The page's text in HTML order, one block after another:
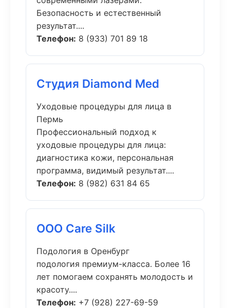
Безопасность и естественный
результат....
Телефон: 8 (933) 701 89 18
Студия Diamond Med
Уходовые процедуры для лица в
Пермь
Профессиональный подход к
уходовые процедуры для лица:
диагностика кожи, персональная
программа, видимый результат....
Телефон: 8 (982) 631 84 65
ООО Care Silk
Подология в Оренбург
подология премиум-класса. Более 16
лет помогаем сохранять молодость и
красоту....
Телефон: +7 (928) 227-69-59